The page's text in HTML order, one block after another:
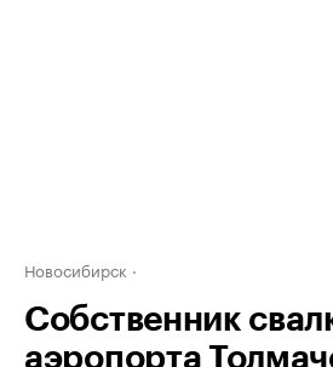
Новосибирск
Собственник
аэропорта